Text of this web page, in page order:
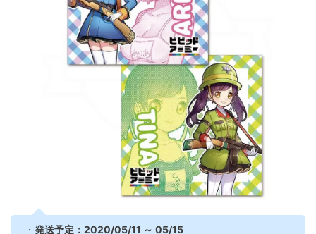
・ 発送予定：2020/05/11 ～ 05/15